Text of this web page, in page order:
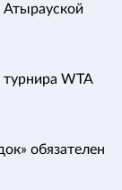
Атырауской
WTA
обязателен